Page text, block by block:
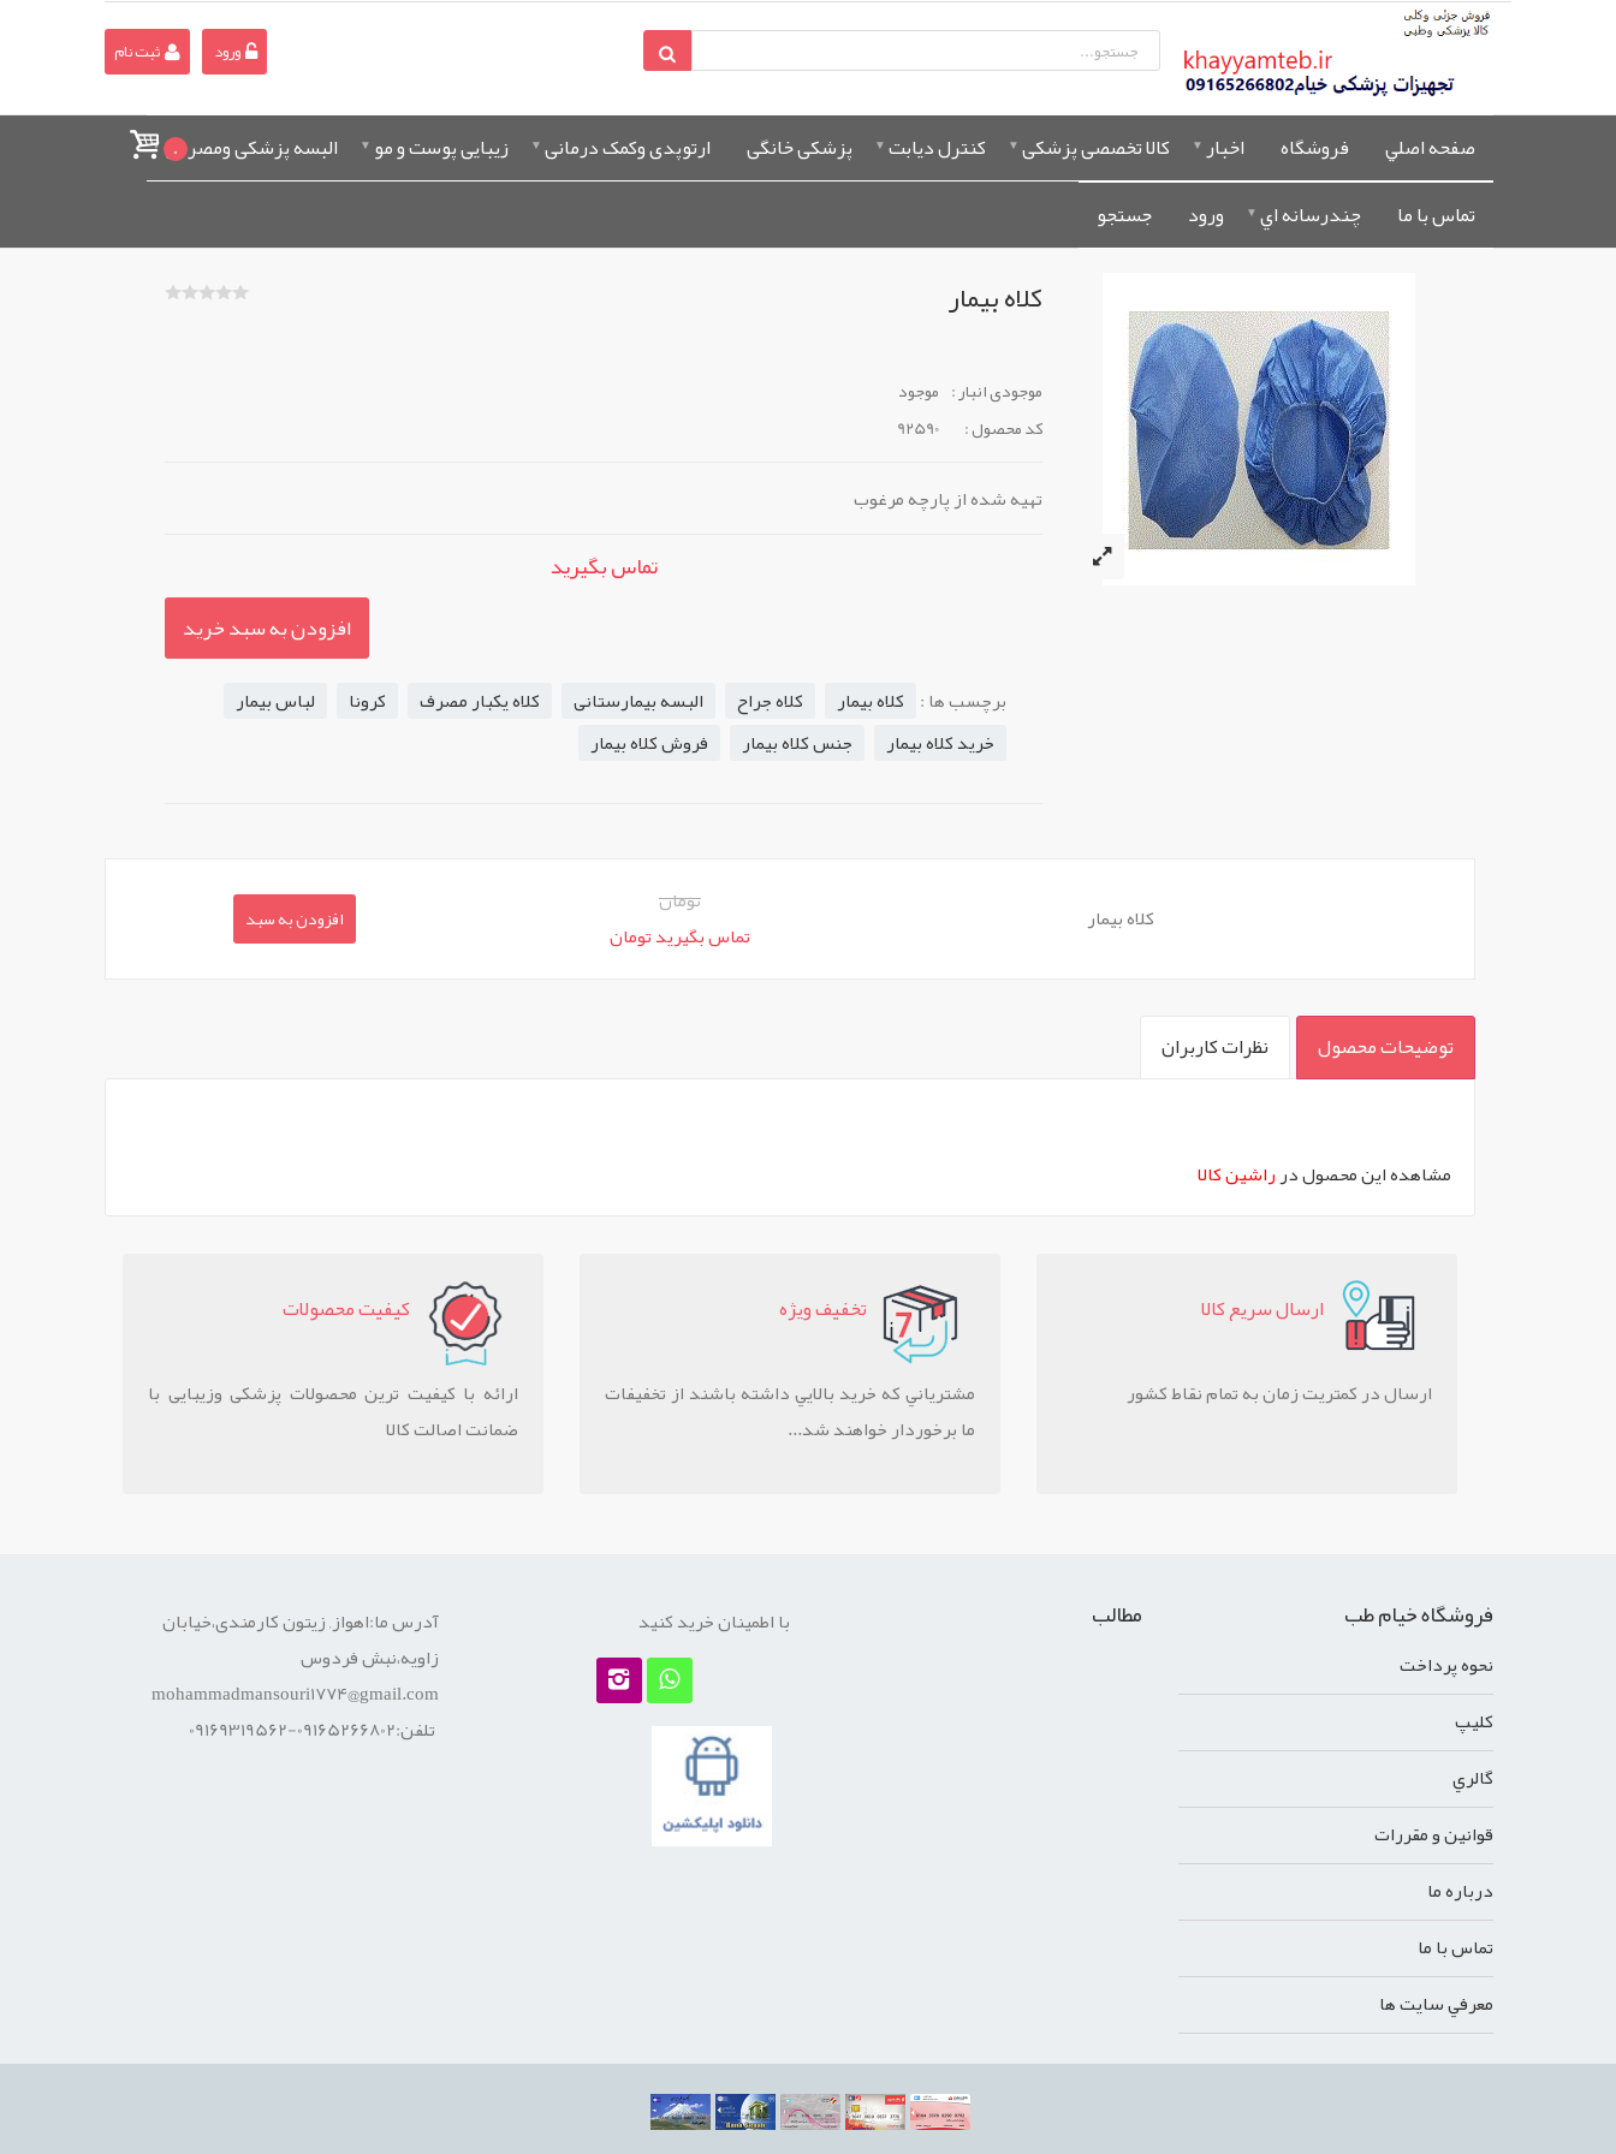
ورود ثبت نام
صفحه اصلي فروشگاه اخبار کالا تخصصی پزشکی کنترل دیابت پزشکی خانگی ارتوپدی وکمک درمانی زیبایی پوست و مو
البسه پزشکی ومصرفی
تماس با ما
چندرسانه اي ورود جستجو
0
کلاه بیمار
موجودی انبار : موجود
کد محصول :
92590
تهیه شده از پارچه مرغوب
تماس بگیرید
افزودن به سبد خرید
برچسب ها : کلاه بیمار کلاه جراح البسه بیمارستانی کلاه یکبار مصرف کرونا
لباس بیمار
خرید کلاه بیمار
جنس کلاه بیمار فروش کلاه بیمار
کلاه بیمار
تومان
تماس بگیرید تومان
افزودن به سبد
توضیحات محصول نظرات کاربران
مشاهده این محصول درراشین کالا
ارسال سريع کالا
ارسال در کمتریت زمان به تمام نقاط کشور
تخفيف ويژه
مشترياني که خريد بالايي داشته باشند از تخفيفات
ما برخوردار خواهند شد...
کيفيت محصولات
ارائه با کیفیت ترین محصولات پزشکی وزیبایی با
ضمانت اصالت کالا
فروشگاه خیام طب
نحوه پرداخت
کليپ
گالري
قوانين و مقررات
درباره ما
تماس با ما
معرفي سايت ها
مطالب با اطمینان خرید کنید
آدرس ما:اهواز, زیتون کارمندی،خیابان
زاویه،نبش فردوس
mohammadmansouri1774@gmail.com
تلفن:09165266802-09169319562